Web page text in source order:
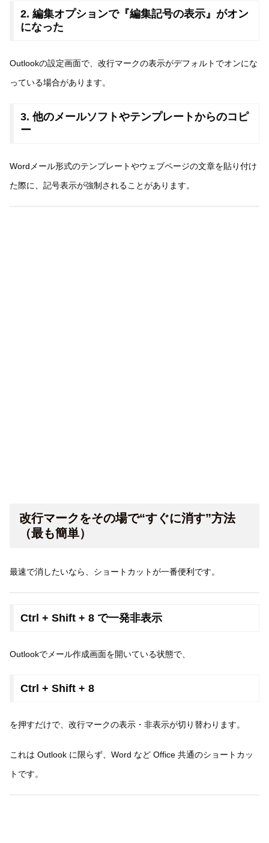
2. 編集オプションで『編集記号の表示』がオン
になった
Outlookの設定画面で、改行マークの表示がデフォルトでオンにな
っている場合があります。
3. 他のメールソフトやテンプレートからのコピ
ー
Wordメール形式のテンプレートやウェブページの文章を貼り付け
た際に、記号表示が強制されることがあります。
改行マークをその場で“すぐに消す”方法
（最も簡単）
最速で消したいなら、ショートカットが一番便利です。
Ctrl + Shift + 8 で一発非表示
Outlookでメール作成画面を開いている状態で、
Ctrl + Shift + 8
を押すだけで、改行マークの表示・非表示が切り替わります。
これは Outlook に限らず、Word など Office 共通のショートカッ
トです。